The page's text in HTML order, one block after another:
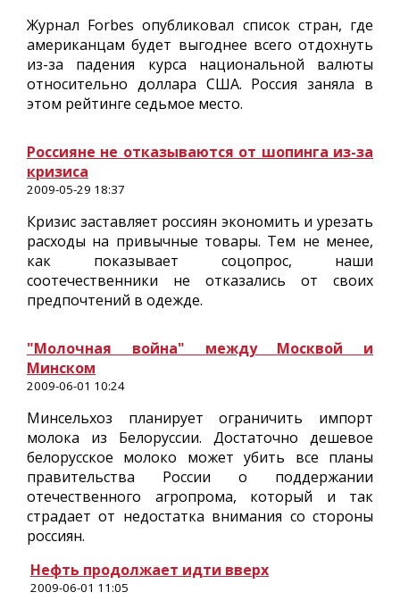
Журнал Forbes опубликовал список стран, где
американцам будет выгоднее всего отдохнуть
из-за падения курса национальной валюты
относительно доллара США. Россия заняла в
этом рейтинге седьмое место.
Россияне не отказываются от шопинга из-за
кризиса
2009-05-29 18:37
Кризис заставляет россиян экономить и урезать
расходы на привычные товары. Тем не менее,
как показывает соцопрос, наши
соотечественники не отказались от своих
предпочтений в одежде.
"Молочная война" между Москвой и
Минском
2009-06-01 10:24
Минсельхоз планирует ограничить импорт
молока из Белоруссии. Достаточно дешевое
белорусское молоко может убить все планы
правительства России о поддержании
отечественного агропрома, который и так
страдает от недостатка внимания со стороны
россиян.
Нефть продолжает идти вверх
2009-06-01 11:05